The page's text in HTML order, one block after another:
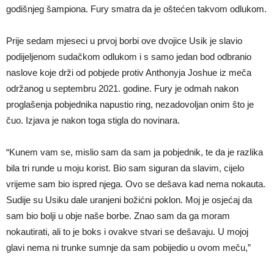
godišnjeg šampiona. Fury smatra da je oštećen takvom odlukom.
Prije sedam mjeseci u prvoj borbi ove dvojice Usik je slavio
podijeljenom sudačkom odlukom i s samo jedan bod odbranio
naslove koje drži od pobjede protiv Anthonyja Joshue iz meča
održanog u septembru 2021. godine. Fury je odmah nakon
proglašenja pobjednika napustio ring, nezadovoljan onim što je
čuo. Izjava je nakon toga stigla do novinara.
“Kunem vam se, mislio sam da sam ja pobjednik, te da je razlika
bila tri runde u moju korist. Bio sam siguran da slavim, cijelo
vrijeme sam bio ispred njega. Ovo se dešava kad nema nokauta.
Sudije su Usiku dale uranjeni božićni poklon. Moj je osjećaj da
sam bio bolji u obje naše borbe. Znao sam da ga moram
nokautirati, ali to je boks i ovakve stvari se dešavaju. U mojoj
glavi nema ni trunke sumnje da sam pobijedio u ovom meču,”